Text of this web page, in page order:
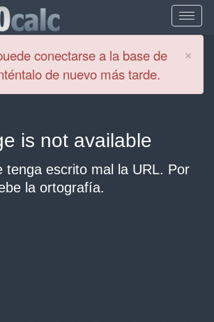
×
conectarse a la base de
de nuevo más tarde.
is not available
tenga escrito mal la URL. Por
la ortografía.